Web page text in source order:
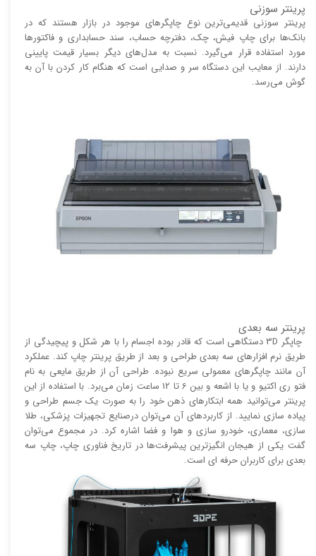
پرینتر سوزنی
پرینتر سوزنی قدیمی‌ترین نوع چاپگر‌های موجود در بازار هستند که در
بانک‌ها برای چاپ فیش، چک، دفترچه حساب، سند حسابداری و فاکتور‌ها
مورد استفاده قرار می‌گیرد. نسبت به مدل‌های دیگر بسیار قیمت پایینی
دارند. از معایب این دستگاه سر و صدایی است که هنگام کار کردن با آن به
گوش می‌رسد.
پرینتر سه بعدی
چاپگر 3D دستگاهی است که قادر بوده اجسام را با هر شکل و پیچیدگی از
طریق نرم افزار‌های سه بعدی طراحی و بعد از طریق پرینتر چاپ کند. عملکرد
آن مانند چاپگر‌های معمولی سریع نبوده. طراحی آن از طریق مایعی به نام
فتو ری اکتیو و یا با اشعه و بین 6 تا 12 ساعت زمان می‌برد. با استفاده از این
پرینتر می‌توانید همه ابتکار‌های ذهن خود را به صورت یک جسم طراحی و
پیاده سازی نمایید. از کاربرد‌های آن می‌توان درصنایع تجهیزات پزشکی، طلا
سازی، معماری، خودرو سازی و هوا و فضا اشاره کرد. در مجموع می‌توان
گفت یکی از هیجان انگیز‌‌ترین پیشرفت‌ها در تاریخ فناوری چاپ، چاپ سه
بعدی برای کاربران حرفه ای است.